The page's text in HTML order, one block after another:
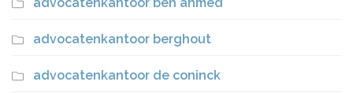
advocatenkantoor berghout
advocatenkantoor de coninck